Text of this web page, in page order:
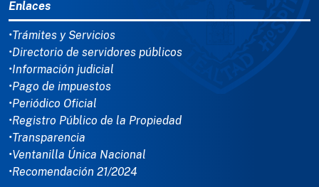
Enlaces
•Trámites y Servicios
•Directorio de servidores públicos
•Información judicial
•Pago de impuestos
•Periódico Oficial
•Registro Público de la Propiedad
•Transparencia
•Ventanilla Única Nacional
•Recomendación 21/2024